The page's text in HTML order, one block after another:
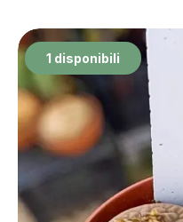
1 disponibili